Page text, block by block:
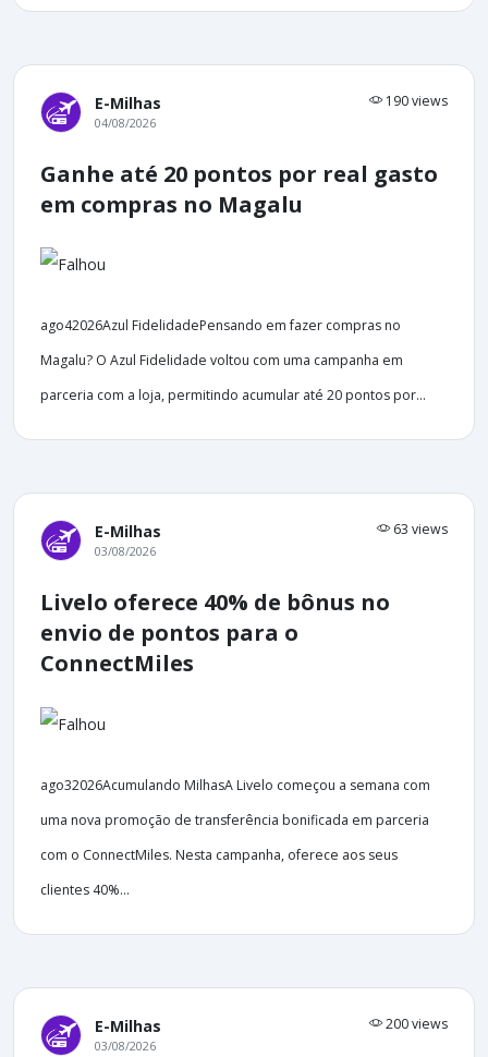
E-Milhas 190 views
04/08/2026
Ganhe até 20 pontos por real gasto
em compras no Magalu
ago42026Azul FidelidadePensando em fazer compras no
Magalu? O Azul Fidelidade voltou com uma campanha em
parceria com a loja, permitindo acumular até 20 pontos por...
E-Milhas 63 views
03/08/2026
Livelo oferece 40% de bônus no
envio de pontos para o
ConnectMiles
ago32026Acumulando MilhasA Livelo começou a semana com
uma nova promoção de transferência bonificada em parceria
com o ConnectMiles. Nesta campanha, oferece aos seus
clientes 40%...
E-Milhas 200 views
03/08/2026